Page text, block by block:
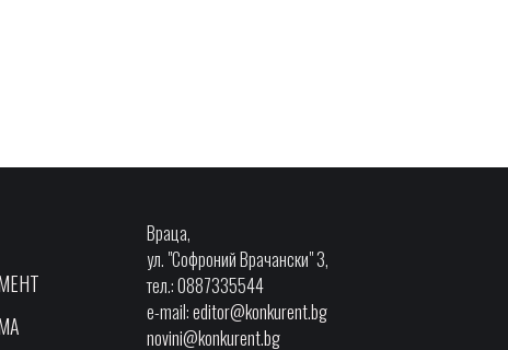
Враца,
ул. "Софроний Врачански" 3,
тел.: 0887335544
e-mail:editor@konkurent.bg
novini@konkurent.bg